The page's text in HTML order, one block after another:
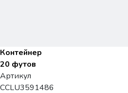
Контейнер
20 футов
Артикул
CCLU3591486